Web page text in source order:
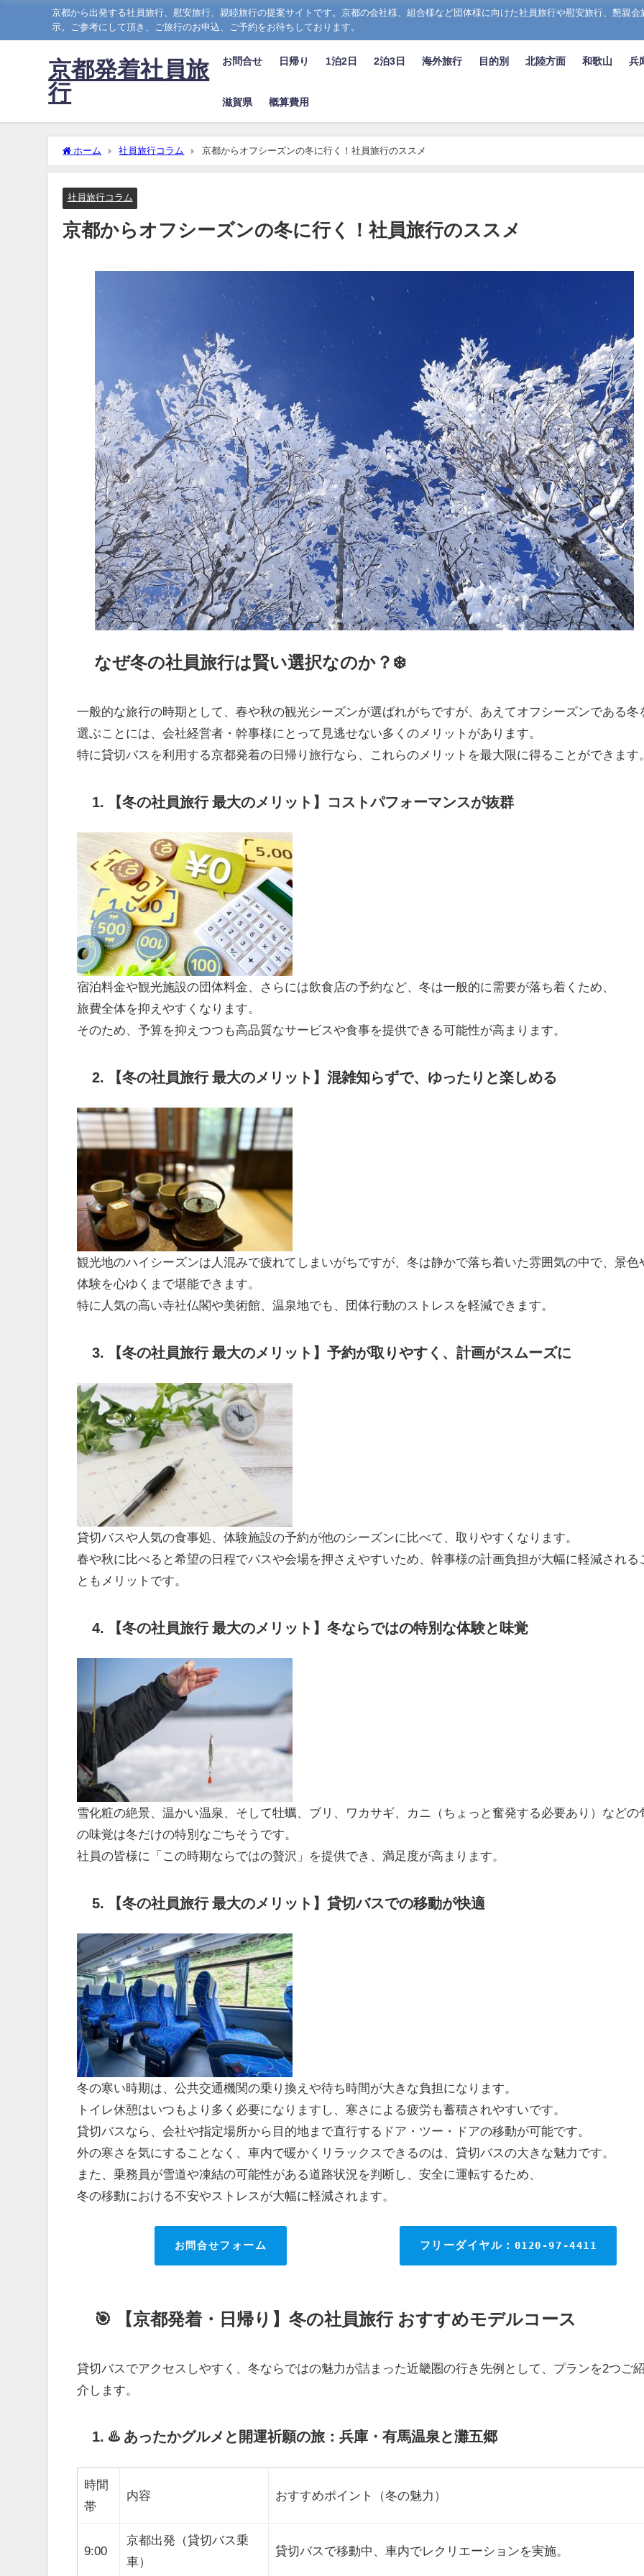
京都から出発する社員旅行、慰安旅行、親睦旅行の提案サイトです。京都の会社様、組合様など団体様に向けた社員旅行や慰安旅行、懇親
示。ご参考にして頂き、ご旅行のお申込、ご予約をお待ちしております。
京都発着社員旅
行
お問合せ 日帰り 1泊2日 2泊3日 海外旅行 目的別 北陸方面 和歌山 兵
滋賀県 概算費用
ホーム 社員旅行コラム 京都からオフシーズンの冬に行く！社員旅行のススメ
社員旅行コラム
京都からオフシーズンの冬に行く！社員旅行のススメ
なぜ冬の社員旅行は賢い選択なのか？❄️
一般的な旅行の時期として、春や秋の観光シーズンが選ばれがちですが、あえてオフシーズンである冬
選ぶことには、会社経営者・幹事様にとって見逃せない多くのメリットがあります。
特に貸切バスを利用する京都発着の日帰り旅行なら、これらのメリットを最大限に得ることができます
1. 【冬の社員旅行 最大のメリット】コストパフォーマンスが抜群
宿泊料金や観光施設の団体料金、さらには飲食店の予約など、冬は一般的に需要が落ち着くため、
旅費全体を抑えやすくなります。
そのため、予算を抑えつつも高品質なサービスや食事を提供できる可能性が高まります。
2. 【冬の社員旅行 最大のメリット】混雑知らずで、ゆったりと楽しめる
観光地のハイシーズンは人混みで疲れてしまいがちですが、冬は静かで落ち着いた雰囲気の中で、景色
体験を心ゆくまで堪能できます。
特に人気の高い寺社仏閣や美術館、温泉地でも、団体行動のストレスを軽減できます。
3. 【冬の社員旅行 最大のメリット】予約が取りやすく、計画がスムーズに
貸切バスや人気の食事処、体験施設の予約が他のシーズンに比べて、取りやすくなります。
春や秋に比べると希望の日程でバスや会場を押さえやすいため、幹事様の計画負担が大幅に軽減される
ともメリットです。
4. 【冬の社員旅行 最大のメリット】冬ならではの特別な体験と味覚
雪化粧の絶景、温かい温泉、そして牡蠣、ブリ、ワカサギ、カニ（ちょっと奮発する必要あり）などの
の味覚は冬だけの特別なごちそうです。
社員の皆様に「この時期ならではの贅沢」を提供でき、満足度が高まります。
5. 【冬の社員旅行 最大のメリット】 貸切バスでの移動が快適
冬の寒い時期は、公共交通機関の乗り換えや待ち時間が大きな負担になります。
トイレ休憩はいつもより多く必要になりますし、寒さによる疲労も蓄積されやすいです。
貸切バスなら、会社や指定場所から目的地まで直行するドア・ツー・ドアの移動が可能です。
外の寒さを気にすることなく、車内で暖かくリラックスできるのは、貸切バスの大きな魅力です。
また、乗務員が雪道や凍結の可能性がある道路状況を判断し、安全に運転するため、
冬の移動における不安やストレスが大幅に軽減されます。
お問合せフォーム フリーダイヤル： 0120-97-4411
🎯 【京都発着・日帰り】冬の社員旅行 おすすめモデルコース
貸切バスでアクセスしやすく、冬ならではの魅力が詰まった近畿圏の行き先例として、プランを2つご
介します。
1. ♨️ あったかグルメと開運祈願の旅：兵庫・有馬温泉と灘五郷
時間
帯
内容 おすすめポイント（冬の魅力）
9:00
京都出発（貸切バス乗
車）
貸切バスで移動中、車内でレクリエーションを実施。